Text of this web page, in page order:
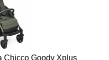
Chicco Goody Xplus